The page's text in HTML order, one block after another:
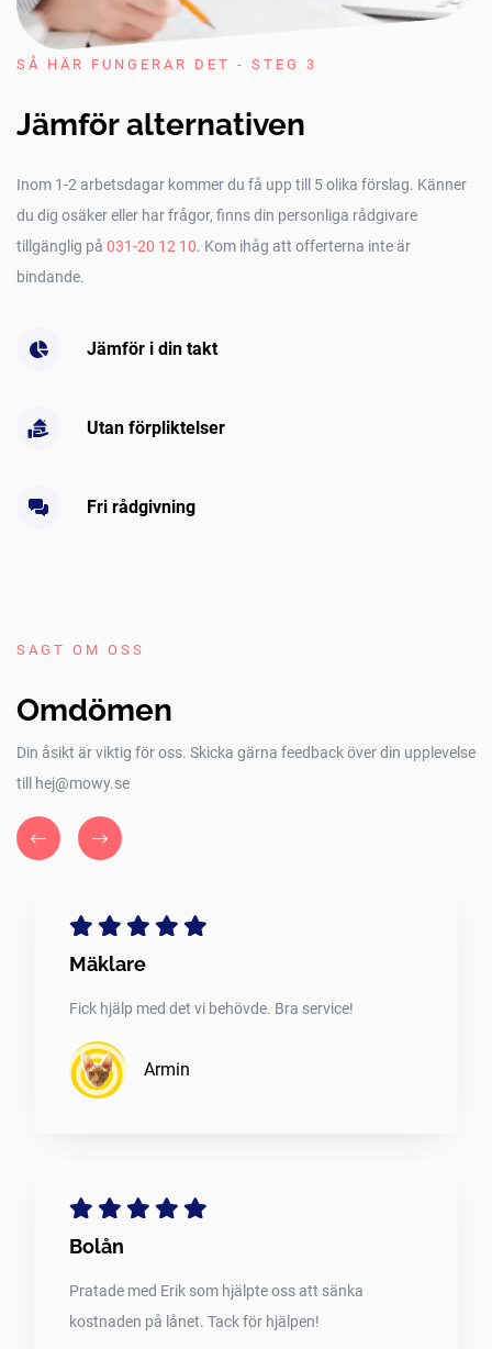
SÅ HÄR FUNGERAR DET - STEG 3
Jämför alternativen
Inom 1-2 arbetsdagar kommer du få upp till 5 olika förslag. Känner
du dig osäker eller har frågor, finns din personliga rådgivare
tillgänglig på 031-20 12 10. Kom ihåg att offerterna inte är
bindande.
Jämför i din takt
Utan förpliktelser
Fri rådgivning
SAGT OM OSS
Omdömen
Din åsikt är viktig för oss. Skicka gärna feedback över din upplevelse
till hej@mowy.se
Mäklare
Fick hjälp med det vi behövde. Bra service!
Armin
Bolån
Pratade med Erik som hjälpte oss att sänka
kostnaden på lånet. Tack för hjälpen!